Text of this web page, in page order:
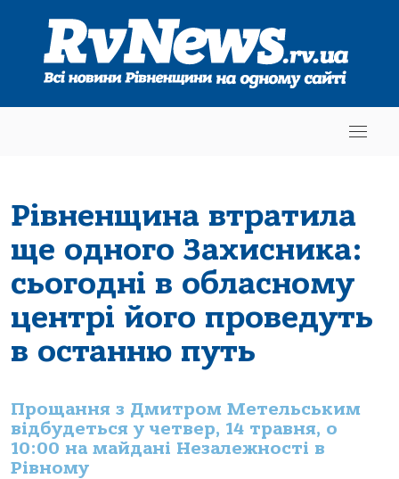
Рівненщина втратила
ще одного Захисника:
сьогодні в обласному
центрі його проведуть
в останню путь
Прощання з Дмитром Метельським
відбудеться у четвер, 14 травня, о
10:00 на майдані Незалежності в
Рівному